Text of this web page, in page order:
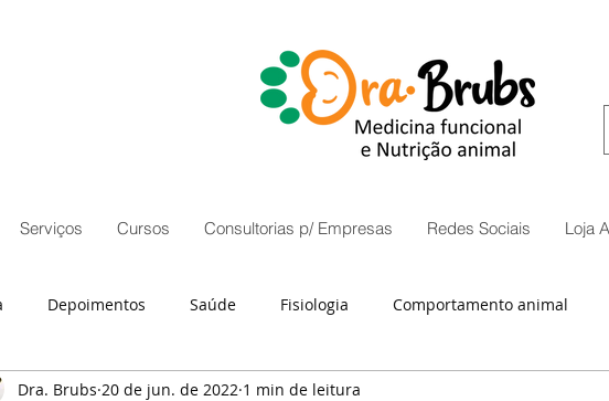
Serviços Cursos Consultorias p/ Empresas Redes Sociais Loja
Depoimentos Saúde Fisiologia Comportamento animal
Dra. Brubs 20 de jun. de 2022 1 min de leitura